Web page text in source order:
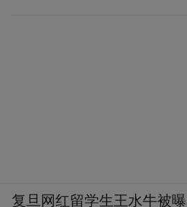
复旦网红留学生王水牛被曝